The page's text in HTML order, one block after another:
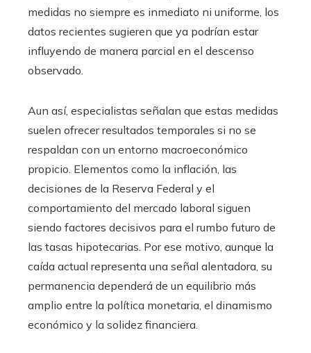
medidas no siempre es inmediato ni uniforme, los
datos recientes sugieren que ya podrían estar
influyendo de manera parcial en el descenso
observado.
Aun así, especialistas señalan que estas medidas
suelen ofrecer resultados temporales si no se
respaldan con un entorno macroeconómico
propicio. Elementos como la inflación, las
decisiones de la Reserva Federal y el
comportamiento del mercado laboral siguen
siendo factores decisivos para el rumbo futuro de
las tasas hipotecarias. Por ese motivo, aunque la
caída actual representa una señal alentadora, su
permanencia dependerá de un equilibrio más
amplio entre la política monetaria, el dinamismo
económico y la solidez financiera.